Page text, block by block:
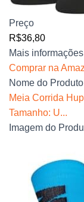
Preço
R$36,80
Mais informações
Comprar na
Nome do Produto
Meia Corrida
Tamanho: U...
Imagem do